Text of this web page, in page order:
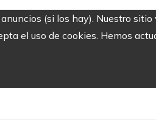
(si los hay). Nuestro
el uso de cookies. Hemos